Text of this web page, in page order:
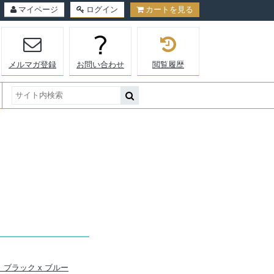
マイページ ログイン カートを見る
メルマガ登録 お問い合わせ 閲覧履歴
ブラック x ブルー